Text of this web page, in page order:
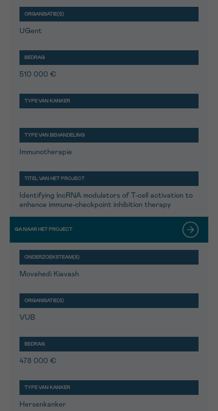
UGent
510 000 €
Immunotherapie
Identifying lncRNA modulators of T-cell activation to
enhance immune-checkpoint inhibition therapy
Movahedi Kiavash
VUB
478 000 €
Hersenkanker